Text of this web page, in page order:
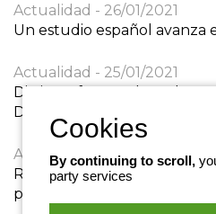
Actualidad
26/01/2021
Un estudio español avanza
Actualidad
25/01/2021
Distintas formas de
Demencias
Actualidad
25/01/2021
Recordar y emocionarse
pandemia
By continuing to scroll,
party services